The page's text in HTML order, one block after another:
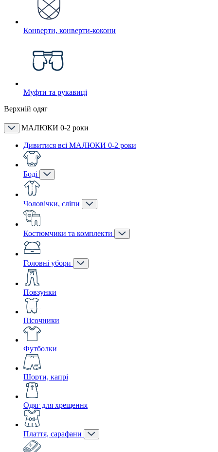
Конверти, конверти-кокони
Муфти та рукавиці
Верхній одяг
МАЛЮКИ 0-2 роки
Дивитися всі МАЛЮКИ 0-2 роки
Боді
Чоловічки, сліпи
Костюмчики та комплекти
Головні убори
Повзунки
Пісочники
Футболки
Шорти, капрі
Одяг для хрещення
Плаття, сарафани